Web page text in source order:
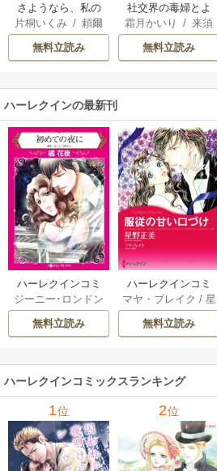
さようなら、私の
冷遇生活 ～パーテ
ィーで声をかけて
きたのがヤバい男
片桐いくみ / 頼爾
無料立読み
社交界の毒婦とよ
ばれる私～素敵な
辺境伯令息に腕を
折られたので、責
す～
霜月かいり /来須
みかん
無料立読み
ハーレクインの最新刊
ハーレクインコミ
ックス セット 202
6年 vol.1064 1巻
ジーニー･ロンドン
橘花夜/ メアリ
ー･ライアンズ
ーガン/星合操/ア
ン･ウィール/ 津寺
里可子
無料立読み
ハーレクインコミ
ックス セット 202
6年 vol.1002 1巻
マヤ・ブレイク / 星
野正美/ ヘレン･ブ
ルックス/のわきね
ウェイ/一重夕子
無料立読み
ハーレクインコミックスランキング
1位 2位